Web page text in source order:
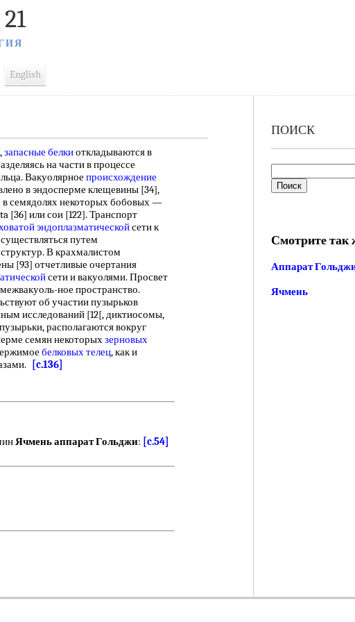
English
запасные белкиоткладываются в
на части в процессе
Вакуолярное происхождение
в эндосперме клещевины [34],
в семядолях некоторых бобовых —
[36] или сои [122]. Транспорт
эндоплазматическойсети к
путем
структур. В крахмалистом
[93] отчетливые очертания
сети и вакуолями. Просвет
ное пространство.
об участии пузырьков
исследований [12[, диктиосомы,
располагаются вокруг
семян некоторыхзерновых
белковых телец, как и
[c.136]
Ячмень аппарат Гольджи: [c.54]
ПОИСК
Смотрите так
Аппарат
Ячмень